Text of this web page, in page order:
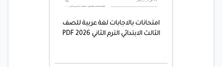
امتحانات بالاجابات لغة عربية للصف
الثالث الابتدائي الترم الثاني 2026 PDF